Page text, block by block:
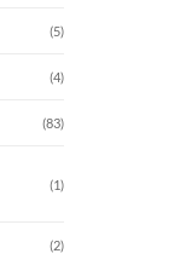
(5)
(4)
(83)
(1)
(2)